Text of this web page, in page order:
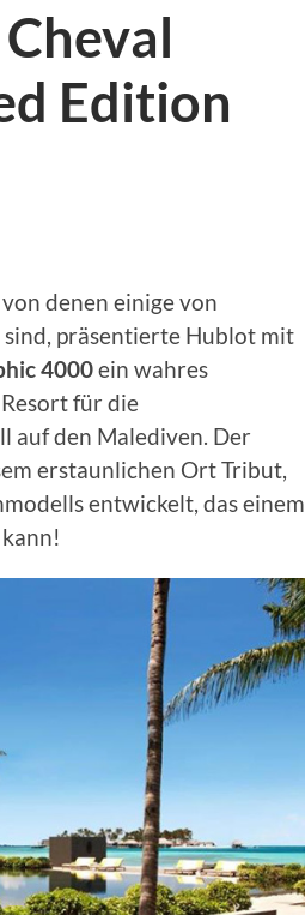
Edition
denen einige von
präsentierte Hublot mit
4000ein wahres
für die
auf den Malediven. Der
erstaunlichen Ort Tribut,
entwickelt, das einem